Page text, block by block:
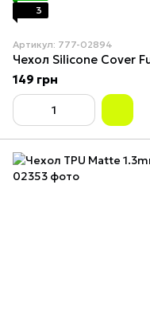
3
Артикул: 777-02894
149 грн